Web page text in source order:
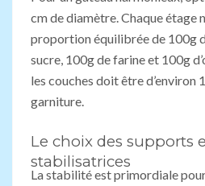
cm de diamètre. Chaque étage
proportion équilibrée de 100g
sucre, 100g de farine et 100g
les couches doit être d’environ
garniture.
Le choix des supports
stabilisatrices
La stabilité est primordiale pour